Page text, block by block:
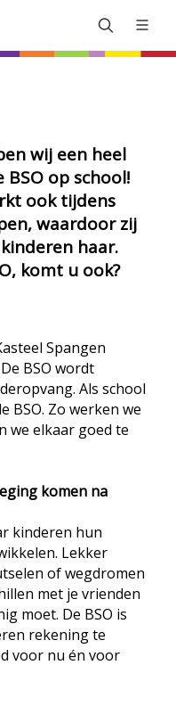
wij een heel
op school!
ook tijdens
waardoor zij
haar.
komt u ook?
Spangen
BSO wordt
Als school
BSO. Zo werken we
we elkaar goed te
komen na
kinderen hun
Lekker
of wegdromen
met je vrienden
moet. De BSO is
rekening te
voor nu én voor